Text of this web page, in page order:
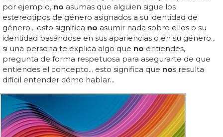
por ejemplo, no asumas que alguien sigue los
estereotipos de género asignados a su identidad de
género... esto significa no asumir nada sobre ellos o su
identidad basándose en sus apariencias o en su género...
si una persona te explica algo que no entiendes,
pregunta de forma respetuosa para asegurarte de que
entiendes el concepto... esto significa que nos resulta
difícil entender cómo hablar...